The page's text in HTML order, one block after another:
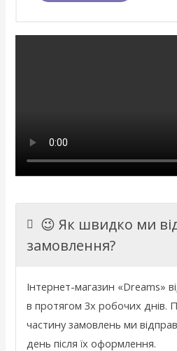
😉 Як швидко ми
замовлення?
Інтернет-магазин «Dreams»
в протягом 3х робочих днів.
частину замовлень ми
день після їх оформлення.